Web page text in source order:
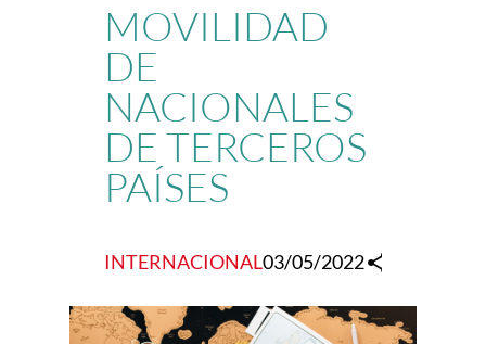
MOVILIDAD
DE
NACIONALES
DE TERCEROS
PAÍSES
INTERNACIONAL03/05/2022